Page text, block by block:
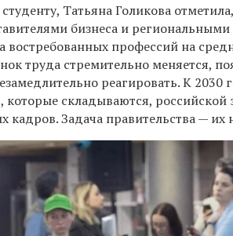
Татьяна Голикова
бизнеса и
востребованных профессий на
труда стремительно меняется,
реагировать. К 2030
которые складываются,
кадров. Задача правительства — их